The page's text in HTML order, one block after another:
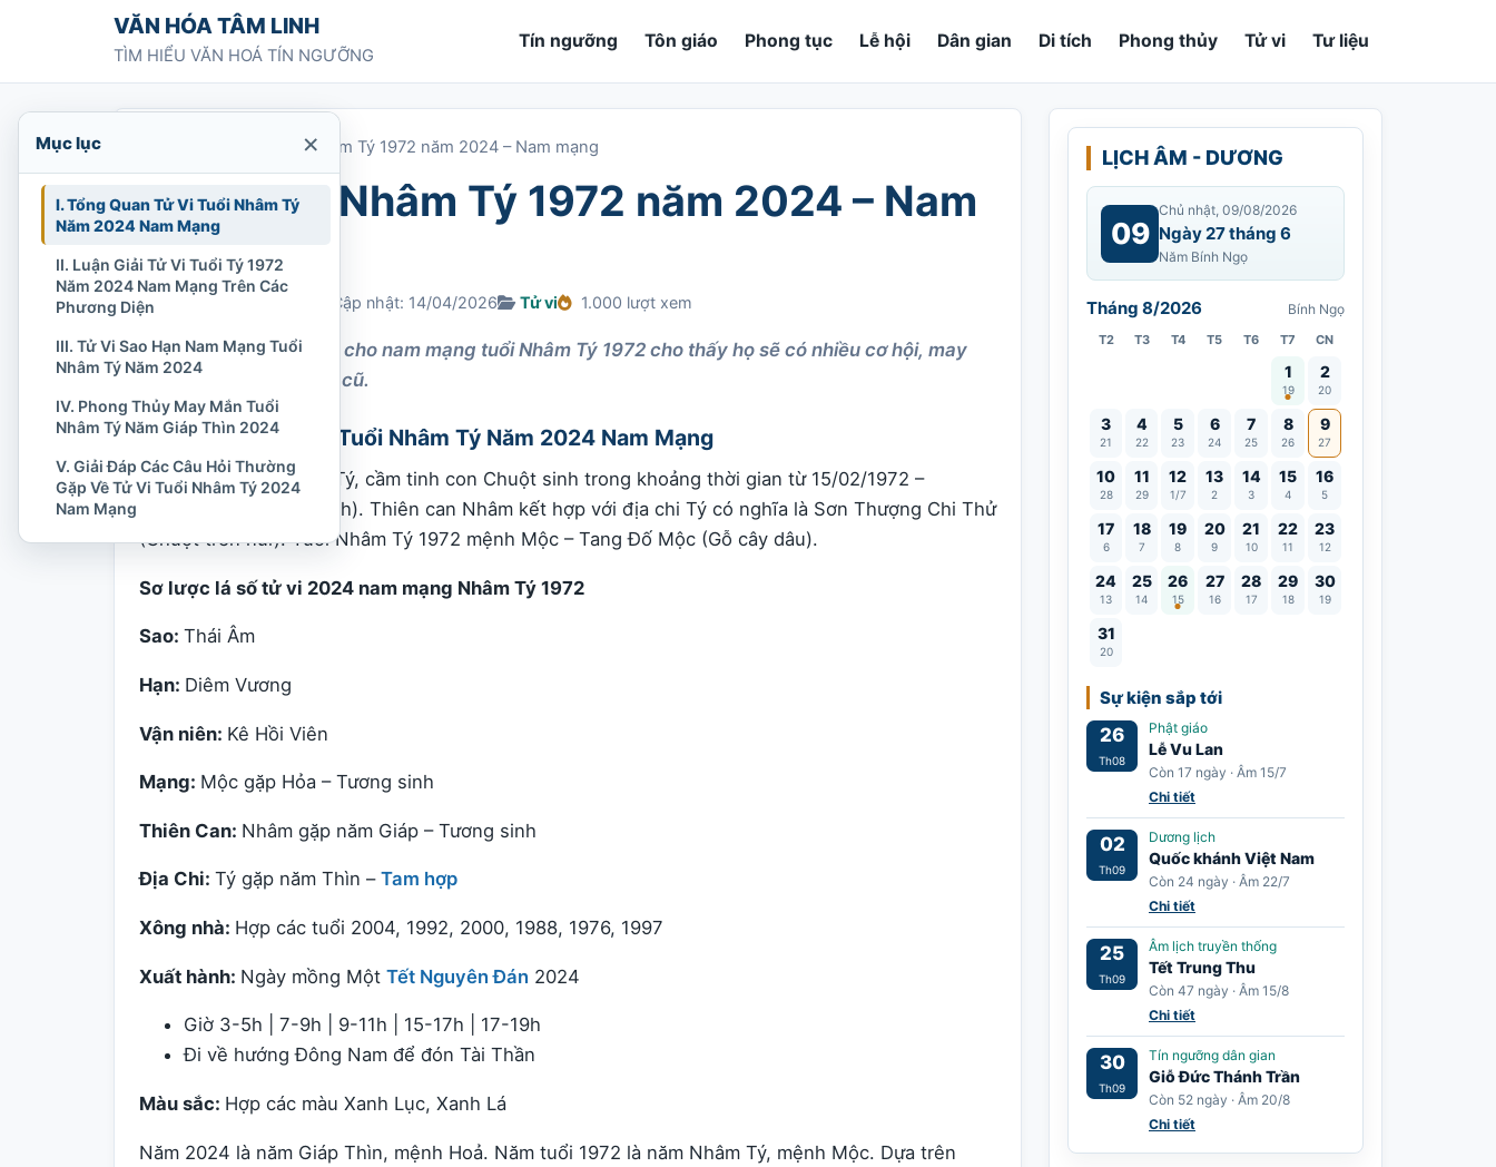
Chuyển tới nội dungVĂN HÓA TÂM LINH
TÌM HIỂU VĂN HOÁ TÍN NGƯỠNG
Tín ngưỡng Tôn giáo Phong tục Lễ hội Dân gian Di tích Phong thủy Tử vi Tư liệu
Tử vi tuổi Nhâm Tý 1972 năm 2024 – Nam mạng
Tử vi tuổi Nhâm Tý 1972 năm 2024 – Nam
mạng
Cập nhật: 14/04/2026 Tử vi 1.000 lượt xem
Xem tử vi năm 2024 cho nam mạng tuổi Nhâm Tý 1972 cho thấy họ sẽ có nhiều cơ hội, may
mắn hơn so với năm cũ.
I. Tổng Quan Tử Vi Tuổi Nhâm Tý Năm 2024 Nam Mạng
Nam mạng tuổi Nhâm Tý, cầm tinh con Chuột sinh trong khoảng thời gian từ 15/02/1972 –
02/02/1973 (Dương Lịch). Thiên can Nhâm kết hợp với địa chi Tý có nghĩa là Sơn Thượng Chi Thử
(Chuột trên núi). Tuổi Nhâm Tý 1972 mệnh Mộc – Tang Đố Mộc (Gỗ cây dâu).
Sơ lược lá số tử vi 2024 nam mạng Nhâm Tý 1972
Sao: Thái Âm
Hạn: Diêm Vương
Vận niên: Kê Hồi Viên
Mạng: Mộc gặp Hỏa – Tương sinh
Thiên Can: Nhâm gặp năm Giáp – Tương sinh
Địa Chi: Tý gặp năm Thìn – Tam hợp
Xông nhà: Hợp các tuổi 2004, 1992, 2000, 1988, 1976, 1997
Xuất hành: Ngày mồng Một Tết Nguyên Đán 2024
Giờ 3-5h | 7-9h | 9-11h | 15-17h | 17-19h
Đi về hướng Đông Nam để đón Tài Thần
Màu sắc: Hợp các màu Xanh Lục, Xanh Lá
Năm 2024 là năm Giáp Thìn, mệnh Hoả. Năm tuổi 1972 là năm Nhâm Tý, mệnh Mộc. Dựa trên
LỊCH ÂM - DƯƠNG
09
Chủ nhật, 09/08/2026
Ngày 27 tháng 6
Năm Bính Ngọ
Tháng 8/2026 Bính Ngọ
T2 T3 T4 T5 T6 T7 CN
1
19
Vía Quán Thế Âm thành đạo
2
20
3
21
4
22
5
23
6
24
7
25
8
26
9
27
10
28
11
29
12
1/7
13
2
14
3
15
4
16
5
17
6
18
7
19
8
20
9
21
10
22
11
23
12
24
13
25
14
26
15
Lễ Vu Lan
27
16
28
17
29
18
30
19
31
20
Sự kiện sắp tới
26
Th08
Phật giáo
Lễ Vu Lan
Còn 17 ngày · Âm 15/7
Chi tiết
02
Th09
Dương lịch
Quốc khánh Việt Nam
Còn 24 ngày · Âm 22/7
Chi tiết
25
Th09
Âm lịch truyền thống
Tết Trung Thu
Còn 47 ngày · Âm 15/8
Chi tiết
30
Th09
Tín ngưỡng dân gian
Giỗ Đức Thánh Trần
Còn 52 ngày · Âm 20/8
Chi tiết
Mục lục ×
I. Tổng Quan Tử Vi Tuổi Nhâm Tý
Năm 2024 Nam Mạng
II. Luận Giải Tử Vi Tuổi Tý 1972
Năm 2024 Nam Mạng Trên Các
Phương Diện
III. Tử Vi Sao Hạn Nam Mạng Tuổi
Nhâm Tý Năm 2024
IV. Phong Thủy May Mắn Tuổi
Nhâm Tý Năm Giáp Thìn 2024
V. Giải Đáp Các Câu Hỏi Thường
Gặp Về Tử Vi Tuổi Nhâm Tý 2024
Nam Mạng